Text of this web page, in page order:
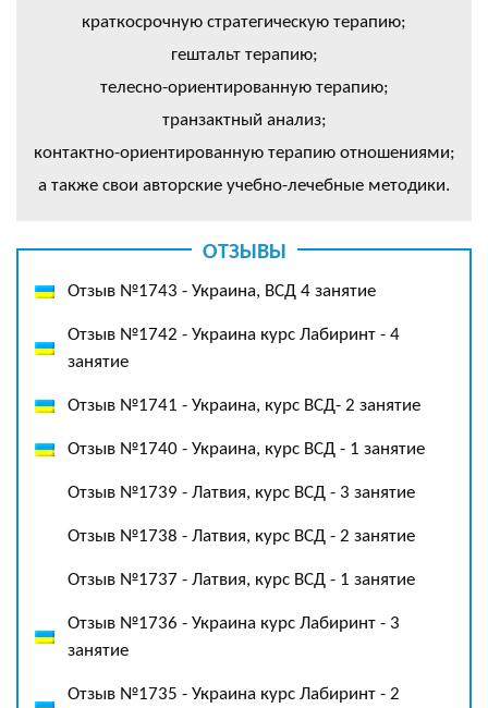
краткосрочную стратегическую терапию;
гештальт терапию;
телесно-ориентированную терапию;
транзактный анализ;
контактно-ориентированную терапию отношениями;
а также свои авторские учебно-лечебные методики.
ОТЗЫВЫ
Отзыв №1743 - Украина, ВСД 4 занятие
Отзыв №1742 - Украина курс Лабиринт - 4
занятие
Отзыв №1741 - Украина, курс ВСД- 2 занятие
Отзыв №1740 - Украина, курс ВСД - 1 занятие
Отзыв №1739 - Латвия, курс ВСД - 3 занятие
Отзыв №1738 - Латвия, курс ВСД - 2 занятие
Отзыв №1737 - Латвия, курс ВСД - 1 занятие
Отзыв №1736 - Украина курс Лабиринт - 3
занятие
Отзыв №1735 - Украина курс Лабиринт - 2